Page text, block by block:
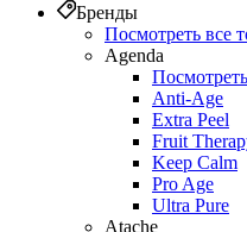
Бренды
Посмотреть все
Agenda
Anti‑Age
Extra Peel
Fruit
Keep Calm
Pro Age
Ultra Pure
Atache